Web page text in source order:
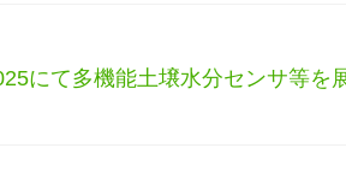
にて多機能土壌水分センサ等を